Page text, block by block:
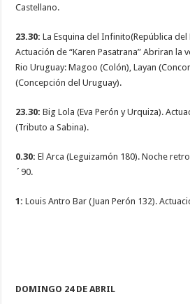
Castellano.
23.30: La Esquina del Infinito(República del
Actuación de “Karen Pasatrana” Abriran la
Rio Uruguay: Magoo (Colón), Layan
(Concepción del Uruguay).
23.30: Big Lola (Eva Perón y Urquiza).
(Tributo a Sabina).
0.30: El Arca (Leguizamón 180). Noche
´90.
1: Louis Antro Bar (Juan Perón 132).
DOMINGO 24 DE ABRIL